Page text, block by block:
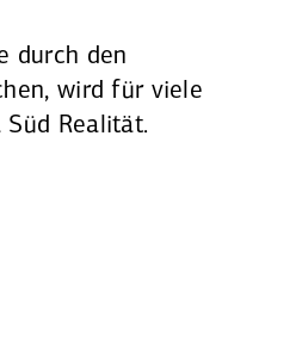
durch den
wird für viele
Süd Realität.